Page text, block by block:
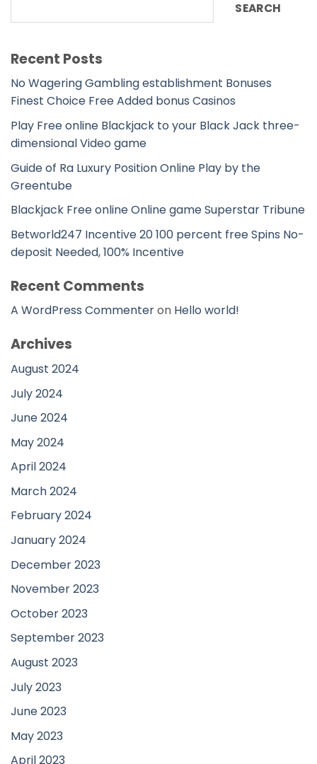
SEARCH
Recent Posts
No Wagering Gambling establishment Bonuses
Finest Choice Free Added bonus Casinos
Play Free online Blackjack to your Black Jack three-
dimensional Video game
Guide of Ra Luxury Position Online Play by the
Greentube
Blackjack Free online Online game Superstar Tribune
Betworld247 Incentive 20 100 percent free Spins No-
deposit Needed, 100% Incentive
Recent Comments
A WordPress Commenteron Hello world!
Archives
August 2024
July 2024
June 2024
May 2024
April 2024
March 2024
February 2024
January 2024
December 2023
November 2023
October 2023
September 2023
August 2023
July 2023
June 2023
May 2023
April 2023